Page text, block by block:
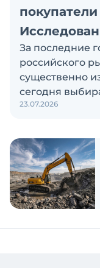
За последние
российского
существенно
сегодня
также кого
ответить на
23.07.2026